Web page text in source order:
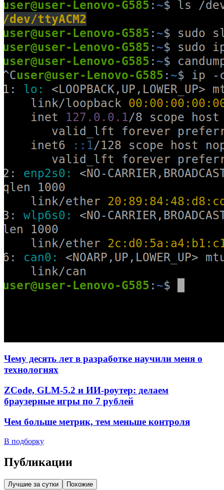
Чему десять лет в разработке научили меня о
технологиях
ZCode, GLM-5.2 и ИИ-роутер: делаем
браузерные игры по 7 рублей
Чем больше метрик, тем меньше контроля
В подборку
Публикации
Лучшие за сутки Похожие